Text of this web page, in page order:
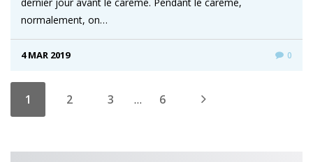
normalement, on…
4 MAR 2019 0
1 2 3 … 6